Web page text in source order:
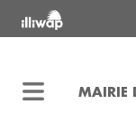
MAIRIE